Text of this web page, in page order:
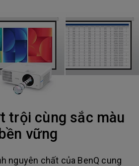
trội cùng sắc màu
vững
nguyên chất của BenQ cung